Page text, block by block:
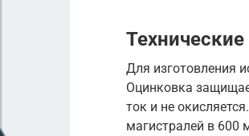
Для изготовления
Оцинковка
ток и не
магистралей в 600